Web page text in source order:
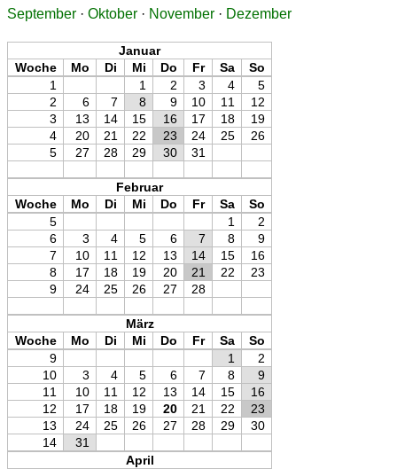
September · Oktober · November · Dezember
Januar
Woche
Mo Di Mi Do Fr Sa
So
1
1 2 3 4
5
2
6 7 8 9 10 11
12
3
13 14 15 16 17 18
19
4
20 21 22 23 24 25
26
5
27 28 29 30 31
Februar
Woche
Mo Di Mi Do Fr Sa
So
5
1
2
6
3 4 5 6 7 8
9
7
10 11 12 13 14 15
16
8
17 18 19 20 21 22
23
9
24 25 26 27 28
März
Woche
Mo Di Mi Do Fr Sa
So
9
1
2
10
3 4 5 6 7 8
9
11
10 11 12 13 14 15
16
12
17 18 19 20 21 22
23
13
24 25 26 27 28 29
30
14
31
April